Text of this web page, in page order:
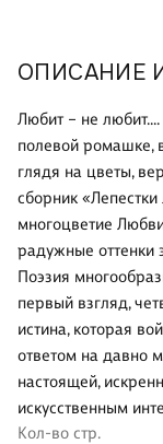
ОПИСАНИЕ
Любит – не
полевой ромашке,
глядя на цветы,
сборник
многоцветие
радужные оттенки
Поэзия
первый взгляд,
истина, которая
ответом на давно
настоящей,
искусственным
Кол-во стр.